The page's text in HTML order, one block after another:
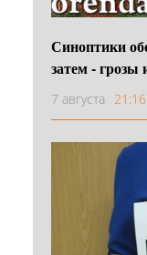
Синоптики
затем -
7 августа 21:16